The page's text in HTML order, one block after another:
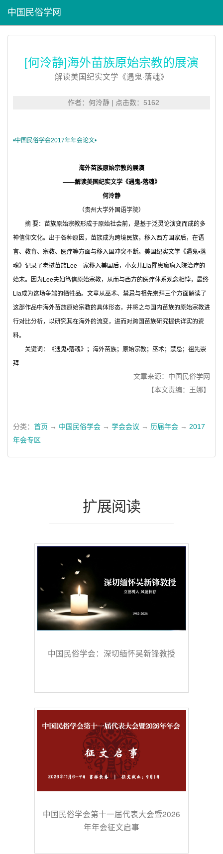
中国民俗学网
[何泠静]海外苗族原始宗教的展演
解读美国纪实文学《遇鬼·落魂》
作者：何泠静 | 点击数：5162
•中国民俗学会2017年年会论文•
海外苗族原始宗教的展演
——解读美国纪实文学《遇鬼•落魂》
何泠静
（贵州大学外国语学院）
摘 要：苗族原始宗教形成于原始社会前，是基于泛灵论演变而成的多
神信仰文化。出于各种原因，苗族成为跨境民族，移入西方国家后，在语
言、教育、宗教、医疗等方面与移入国冲突不断。美国纪实文学《遇鬼•落
魂》记录了老挝苗族Lee一家移入美国后，小女儿Lia罹患癫痫入院治疗的
始末。因为Lee夫妇笃信原始宗教，从而与西方的医疗体系观念相悖，最终
Lia成为这场争端的牺牲品。文章从巫术、禁忌与祖先崇拜三个方面解读了
这部作品中海外苗族原始宗教的具体形态，并将之与国内苗族的原始宗教进
行对比分析，以研究其在海外的流变，进而对跨国苗族研究提供详实的资
料。
关键词：
《遇鬼•落魂》；海外苗族；原始宗教；巫术；禁忌；祖先崇
拜
文章来源：中国民俗学网
【本文责编：王娜】
分类： 首页 → 中国民俗学会 → 学会会议 → 历届年会 → 2017
年会专区
扩展阅读
中国民俗学会：深切缅怀吴新锋教授
中国民俗学会第十一届代表大会暨2026
年年会征文启事